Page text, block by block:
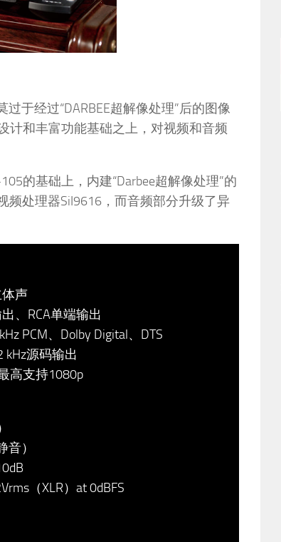
于经过“DARBEE超解像处理”后的图像
计和丰富功能基础之上，对视频和音频
的基础上，内建“Darbee超解像处理”的
频处理器SiI9616，而音频部分升级了异
声
、RCA单端输出
PCM、Dolby Digital、DTS
kHz源码输出
高支持1080p
）
（XLR）at 0dBFS